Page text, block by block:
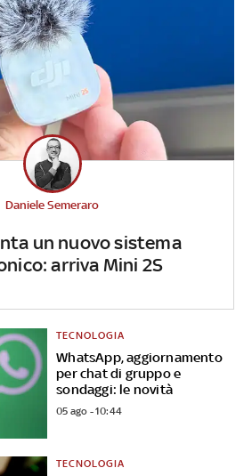
un nuovo sistema
arriva Mini 2S
Daniele Semeraro
WhatsApp, aggiornamento
per chat di gruppo e
sondaggi: le novità
TECNOLOGIA
05 ago - 10:44
TECNOLOGIA